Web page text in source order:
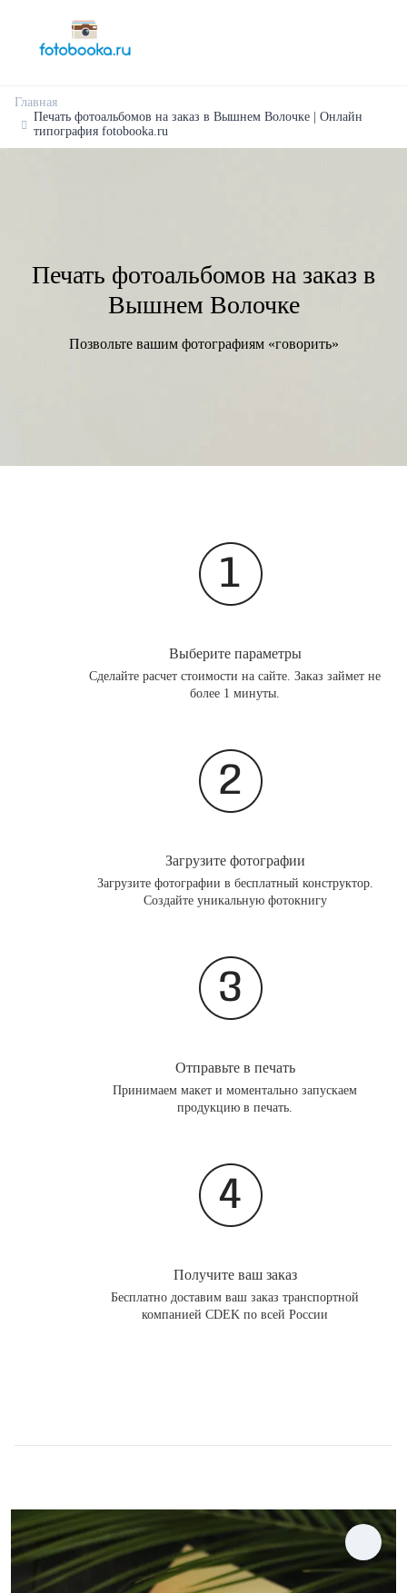
Главная
Печать фотоальбомов на заказ в Вышнем Волочке | Онлайн
типография fotobooka.ru
Печать фотоальбомов на заказ в
Вышнем Волочке
Позвольте вашим фотографиям «говорить»
Выберите параметры
Сделайте расчет стоимости на сайте. Заказ займет не
более 1 минуты.
Загрузите фотографии
Загрузите фотографии в бесплатный конструктор.
Создайте уникальную фотокнигу
Отправьте в печать
Принимаем макет и моментально запускаем
продукцию в печать.
Получите ваш заказ
Бесплатно доставим ваш заказ транспортной
компанией CDEK по всей России